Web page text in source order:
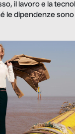
il lavoro e la
le dipendenze
In questo reportage